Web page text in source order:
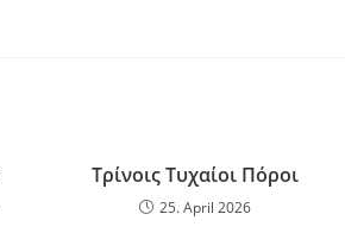
Τρίνοις Τυχαίοι Πόροι
25. April 2026